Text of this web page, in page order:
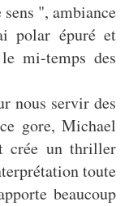
", ambiance
polar épuré et
mi-temps des
nous servir des
gore, Michael
crée un thriller
toute
beaucoup